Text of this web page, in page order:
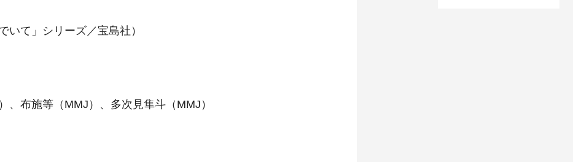
いて」シリーズ／宝島社）
布施等（MMJ）、多次見隼斗（MMJ）